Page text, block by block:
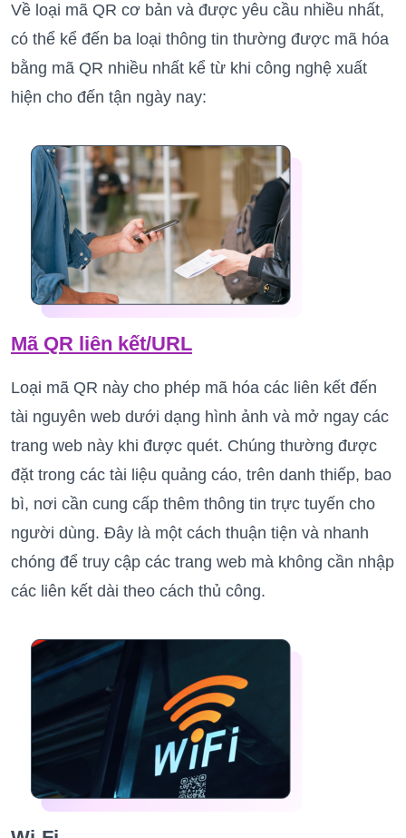
Về loại mã QR cơ bản và được yêu cầu nhiều nhất,
có thể kể đến ba loại thông tin thường được mã hóa
bằng mã QR nhiều nhất kể từ khi công nghệ xuất
hiện cho đến tận ngày nay:
Mã QR liên kết/URL
Loại mã QR này cho phép mã hóa các liên kết đến
tài nguyên web dưới dạng hình ảnh và mở ngay các
trang web này khi được quét. Chúng thường được
đặt trong các tài liệu quảng cáo, trên danh thiếp, bao
bì, nơi cần cung cấp thêm thông tin trực tuyến cho
người dùng. Đây là một cách thuận tiện và nhanh
chóng để truy cập các trang web mà không cần nhập
các liên kết dài theo cách thủ công.